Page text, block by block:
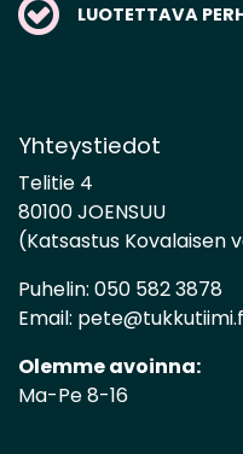
LUOTETTAVA
Yhteystiedot
Telitie 4
80100 JOENSUU
(Katsastus Kovalaisen
Puhelin: 050 582 3878
Email:
Olemme avoinna:
Ma-Pe 8-16